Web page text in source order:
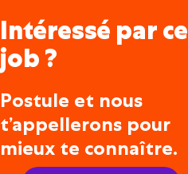
Intéressé par ce
job ?
Postule et nous
t’appellerons pour
mieux te connaître.